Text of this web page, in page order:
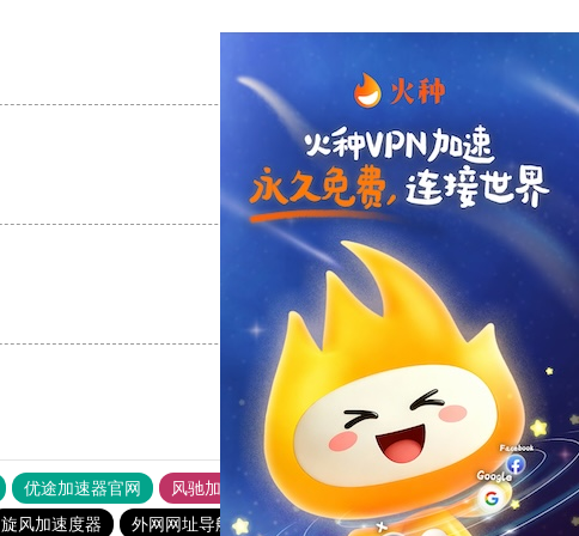
支持
支持[0] 反对[0]
支持[0] 反对[0]
优途加速器官网 风驰加速器
旋风加速器
旋风加速度器 外网网址导航 软件中心 hammer加速器